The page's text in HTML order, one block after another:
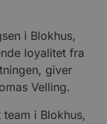
i Blokhus,
loyalitet fra
giver
Velling.
i Blokhus,